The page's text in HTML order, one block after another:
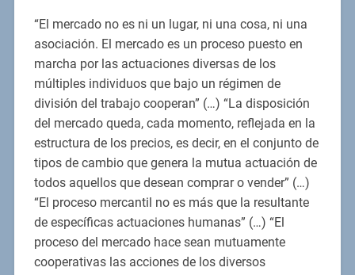
“El mercado no es ni un lugar, ni una cosa, ni una
asociación. El mercado es un proceso puesto en
marcha por las actuaciones diversas de los
múltiples individuos que bajo un régimen de
división del trabajo cooperan” (…) “La disposición
del mercado queda, cada momento, reflejada en la
estructura de los precios, es decir, en el conjunto de
tipos de cambio que genera la mutua actuación de
todos aquellos que desean comprar o vender” (…)
“El proceso mercantil no es más que la resultante
de específicas actuaciones humanas” (…) “El
proceso del mercado hace sean mutuamente
cooperativas las acciones de los diversos